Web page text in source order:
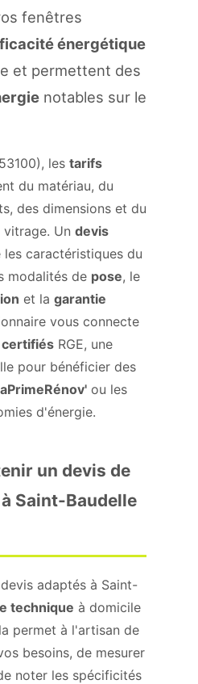
fenêtres
énergétique
et permettent des
notables sur le
les tarifs
du matériau, du
des dimensions et du
vitrage. Un devis
caractéristiques du
modalités de pose, le
et la garantie
vous connecte
RGE, une
pour bénéficier des
ou les
d'énergie.
un devis de
Saint-Baudelle
adaptés à Saint-
technique à domicile
permet à l'artisan de
besoins, de mesurer
noter les spécificités